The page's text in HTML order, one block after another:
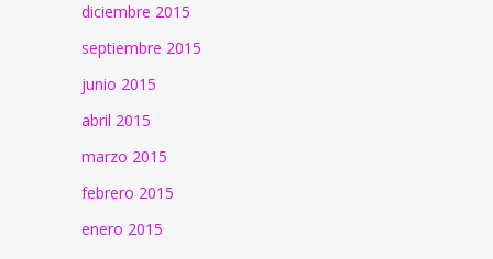
diciembre 2015
septiembre 2015
junio 2015
abril 2015
marzo 2015
febrero 2015
enero 2015